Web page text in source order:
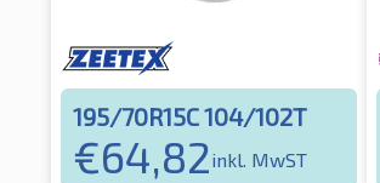
195/70R15C 104/102T
€64,82inkl. MwST